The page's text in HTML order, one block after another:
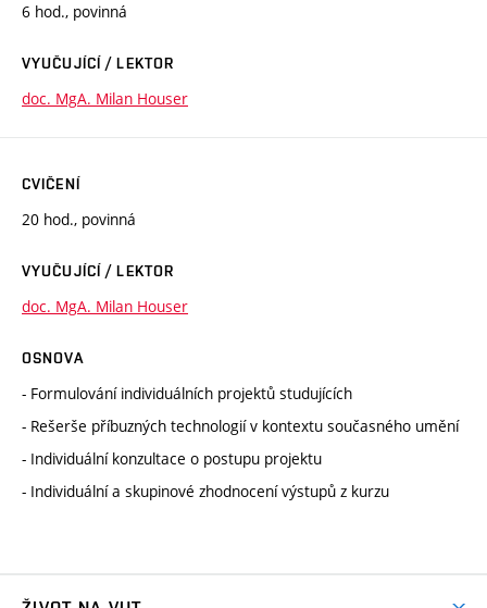
6 hod., povinná
VYUČUJÍCÍ / LEKTOR
doc. MgA. Milan Houser
CVIČENÍ
20 hod., povinná
VYUČUJÍCÍ / LEKTOR
doc. MgA. Milan Houser
OSNOVA
- Formulování individuálních projektů studujících
- Rešerše příbuzných technologií v kontextu současného umění
- Individuální konzultace o postupu projektu
- Individuální a skupinové zhodnocení výstupů z kurzu